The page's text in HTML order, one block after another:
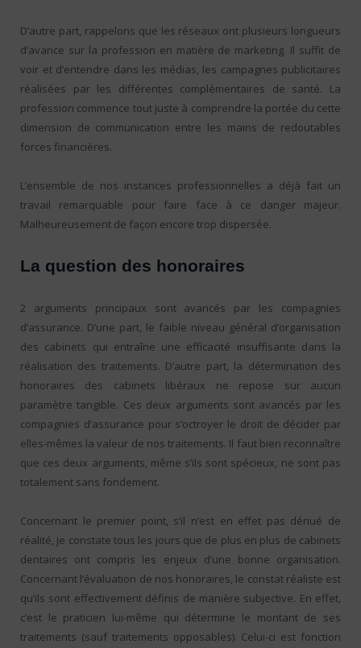
D’autre part, rappelons que les réseaux ont plusieurs longueurs
d’avance sur la profession en matière de marketing. Il suffit de
voir et d’entendre dans les médias, les campagnes publicitaires
réalisées par les différentes complémentaires de santé. La
profession commence tout juste à comprendre la portée du cette
dimension de communication entre les mains de redoutables
forces financières.
L’ensemble de nos instances professionnelles a déjà fait un
travail remarquable pour faire face à ce danger majeur.
Malheureusement de façon encore trop dispersée.
La question des honoraires
2 arguments principaux sont avancés par les compagnies
d’assurance. D’une part, le faible niveau général d’organisation
des cabinets qui entraîne une efficacité insuffisante dans la
réalisation des traitements. D’autre part, la détermination des
honoraires des cabinets libéraux ne repose sur aucun
paramètre tangible. Ces deux arguments sont avancés par les
compagnies d’assurance pour s’octroyer le droit de décider par
elles-mêmes la valeur de nos traitements. Il faut bien reconnaître
que ces deux arguments, même s’ils sont spécieux, ne sont pas
totalement sans fondement.
Concernant le premier point, s’il n’est en effet pas dénué de
réalité, je constate tous les jours que de plus en plus de cabinets
dentaires ont compris les enjeux d’une bonne organisation.
Concernant l’évaluation de nos honoraires, le constat réaliste est
qu’ils sont effectivement définis de manière subjective. En effet,
c’est le praticien lui-même qui détermine le montant de ses
traitements (sauf traitements opposables). Celui-ci est fonction